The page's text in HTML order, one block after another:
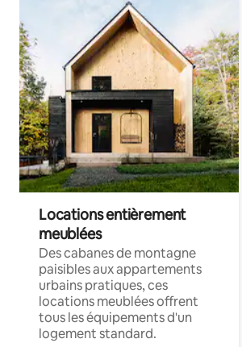
Locations entièrement
meublées
Des cabanes de montagne
paisibles aux appartements
urbains pratiques, ces
locations meublées offrent
tous les équipements d'un
logement standard.